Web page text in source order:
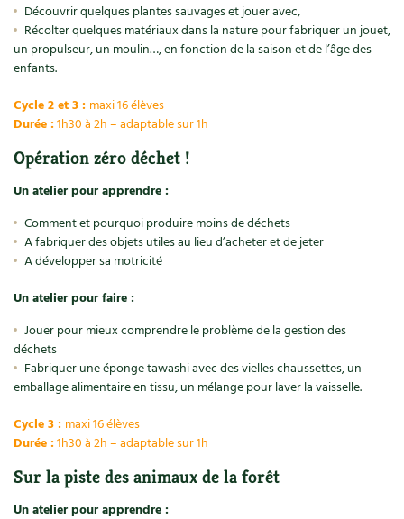
Découvrir quelques plantes sauvages et jouer avec,
Récolter quelques matériaux dans la nature pour fabriquer un jouet,
un propulseur, un moulin…, en fonction de la saison et de l’âge des
enfants.
Cycle 2 et 3 : maxi 16 élèves
Durée :1h30 à 2h – adaptable sur 1h
Opération zéro déchet !
Un atelier pour apprendre :
Comment et pourquoi produire moins de déchets
A fabriquer des objets utiles au lieu d’acheter et de jeter
A développer sa motricité
Un atelier pour faire :
Jouer pour mieux comprendre le problème de la gestion des
déchets
Fabriquer une éponge tawashi avec des vielles chaussettes, un
emballage alimentaire en tissu, un mélange pour laver la vaisselle.
Cycle 3 : maxi 16 élèves
Durée :1h30 à 2h – adaptable sur 1h
Sur la piste des animaux de la forêt
Un atelier pour apprendre :